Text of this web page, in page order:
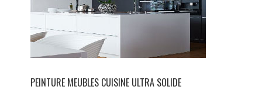
PEINTURE MEUBLES CUISINE ULTRA SOLIDE